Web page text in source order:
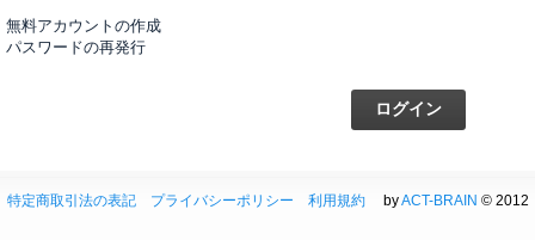
無料アカウントの作成
パスワードの再発行
特定商取引法の表記 プライバシーポリシー 利用規約byACT-BRAIN © 2012